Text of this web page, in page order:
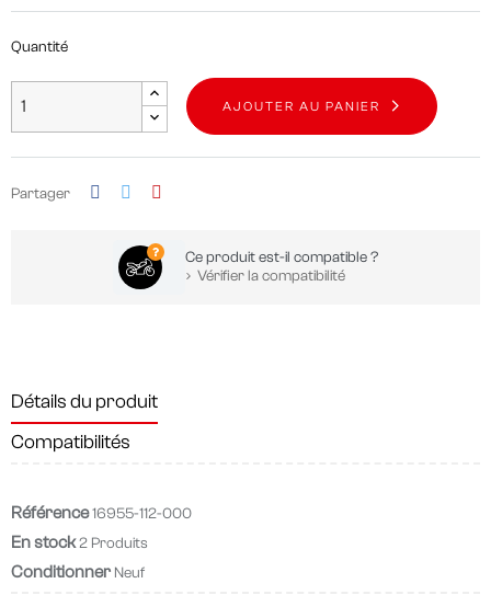
Quantité
AJOUTER AU PANIER
Partager
Ce produit est-il compatible ?
Vérifier la compatibilité
Détails du produit
Compatibilités
Référence16955-112-000
En stock2 Produits
Conditionner Neuf